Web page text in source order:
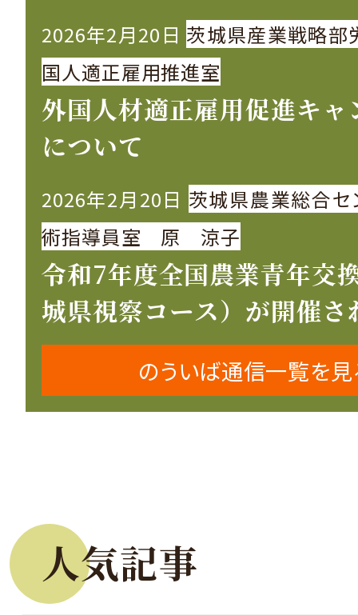
2026年2月20日 茨城県産業戦略部
国人適正雇用推進室
外国人材適正雇用促進キャ
について
2026年2月20日 茨城県農業総合セ
術指導員室 原 涼子
令和7年度全国農業青年交
城県視察コース）が開催さ
のういば通信一覧を
人気記事